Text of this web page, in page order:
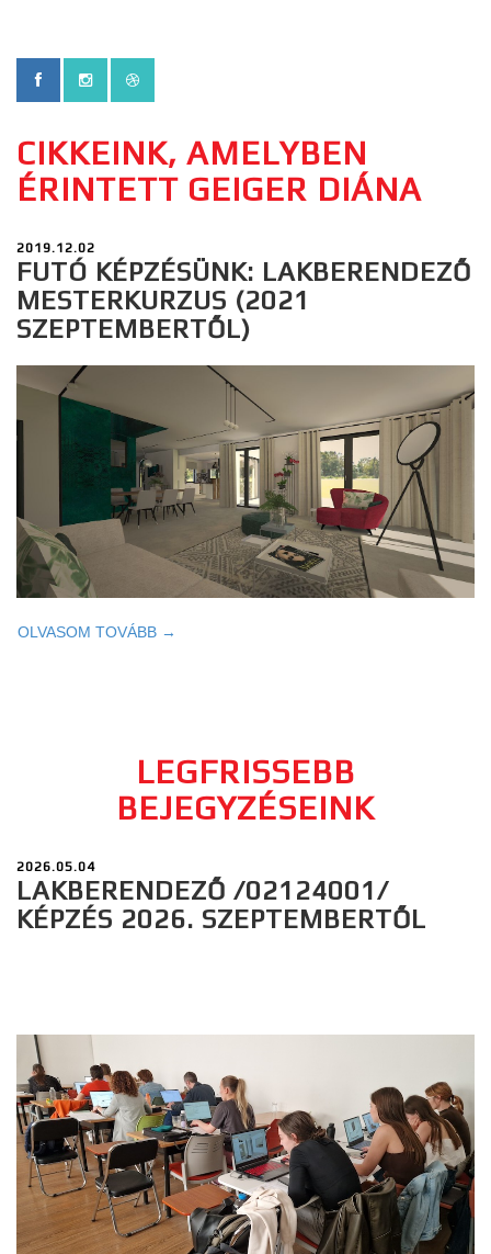
CIKKEINK, AMELYBEN
ÉRINTETT GEIGER DIÁNA
2019.12.02
FUTÓ KÉPZÉSÜNK: LAKBERENDEZŐ
MESTERKURZUS (2021
SZEPTEMBERTŐL)
OLVASOM TOVÁBB →
LEGFRISSEBB
BEJEGYZÉSEINK
2026.05.04
LAKBERENDEZŐ /02124001/
KÉPZÉS 2026. SZEPTEMBERTŐL